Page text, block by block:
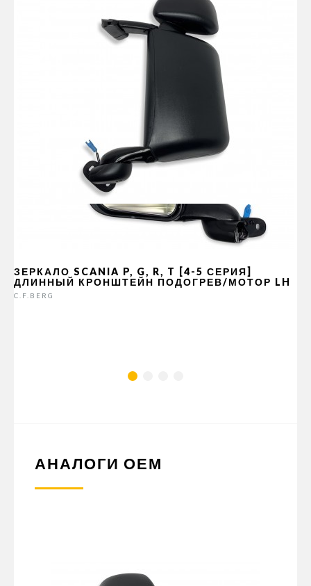
ЗЕРКАЛО SCANIA P, G, R, T [4-5 СЕРИЯ]
ДЛИННЫЙ КРОНШТЕЙН ПОДОГРЕВ/МОТОР LH
C.F.BERG
АНАЛОГИ ОЕМ